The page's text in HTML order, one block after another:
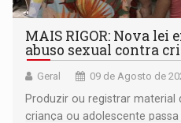
MAIS RIGOR: Nova lei
abuso sexual contra
Geral 09 de Agosto de
Produzir ou registrar material
criança ou adolescente